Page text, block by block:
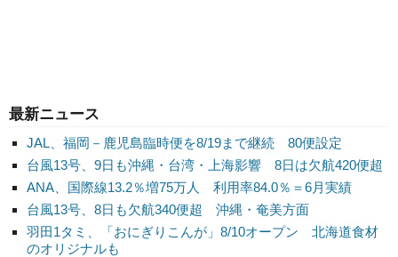
最新ニュース
JAL、福岡－鹿児島臨時便を8/19まで継続 80便設定
台風13号、9日も沖縄・台湾・上海影響 8日は欠航420便超
ANA、国際線13.2％増75万人 利用率84.0％＝6月実績
台風13号、8日も欠航340便超 沖縄・奄美方面
羽田1タミ、「おにぎりこんが」8/10オープン 北海道食材
のオリジナルも